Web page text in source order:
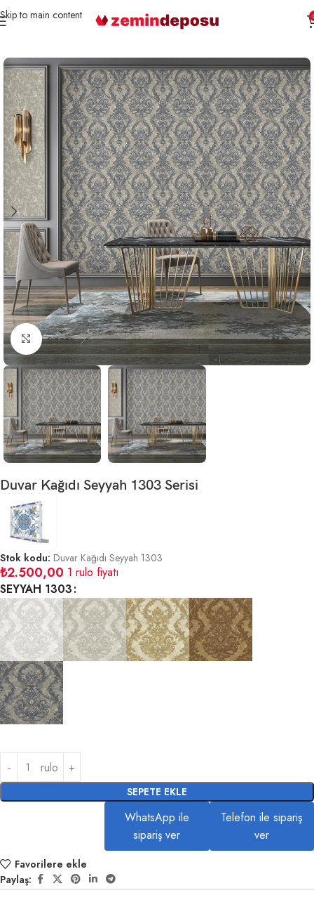
Skip to main content
Büyütmek için tıklayın
Duvar Kağıdı Seyyah 1303 Serisi
Stok kodu: Duvar Kağıdı Seyyah 1303
₺2.500,00 1 rulo fiyatı
SEYYAH 1303
rulo
SEPETE EKLE
WhatsApp ile
sipariş ver
Telefon ile sipariş
ver
Favorilere ekle
Paylaş: